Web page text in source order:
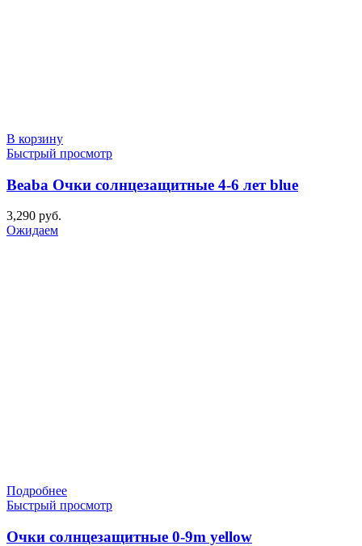
В корзину
Быстрый просмотр
Beaba Очки солнцезащитные 4-6 лет blue
3,290 руб.
Ожидаем
Подробнее
Быстрый просмотр
Очки солнцезащитные 0-9m yellow